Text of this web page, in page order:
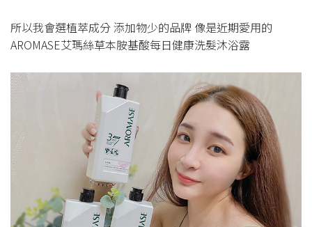
所以我會選植萃成分 添加物少的品牌 像是近期愛用的
AROMASE艾瑪絲草本胺基酸每日健康洗髮沐浴露